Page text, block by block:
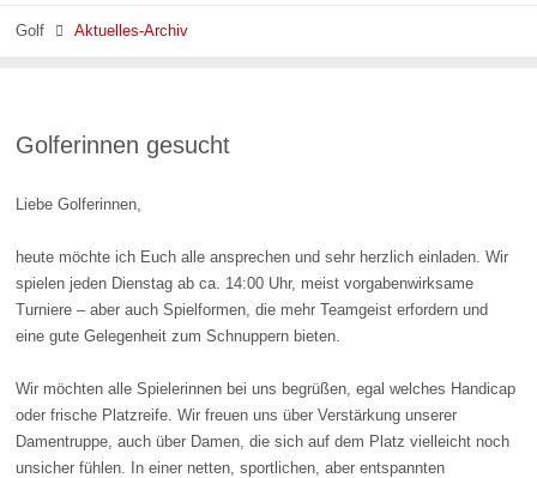
Golf  Aktuelles-Archiv
Golferinnen gesucht
Liebe Golferinnen,
heute möchte ich Euch alle ansprechen und sehr herzlich einladen. Wir
spielen jeden Dienstag ab ca. 14:00 Uhr, meist vorgabenwirksame
Turniere – aber auch Spielformen, die mehr Teamgeist erfordern und
eine gute Gelegenheit zum Schnuppern bieten.
Wir möchten alle Spielerinnen bei uns begrüßen, egal welches Handicap
oder frische Platzreife. Wir freuen uns über Verstärkung unserer
Damentruppe, auch über Damen, die sich auf dem Platz vielleicht noch
unsicher fühlen. In einer netten, sportlichen, aber entspannten